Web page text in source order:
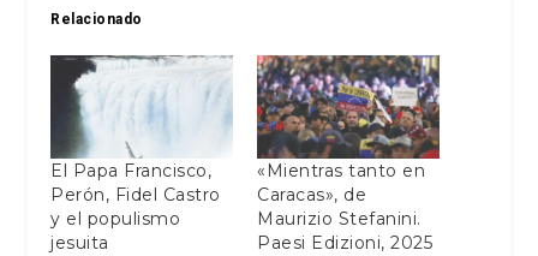
Relacionado
El Papa Francisco,
Perón, Fidel Castro
y el populismo
jesuita
«Mientras tanto en
Caracas», de
Maurizio Stefanini.
Paesi Edizioni, 2025